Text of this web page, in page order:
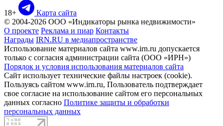
18+
Карта сайта
© 2004-2026 ООО «Индикаторы рынка недвижимости»
О проекте Реклама и пиар Контакты
Награды IRN.RU в медиапространстве
Использование материалов сайта www.irn.ru допускается
только с согласия администрации сайта (ООО «ИРН»)
Порядок и условия использования материалов сайта
Сайт использует технические файлы настроек (cookie).
Пользуясь сайтом www.irn.ru, Пользователь подтверждает
свое согласие на использование сайтом его персональных
данных согласно Политике защиты и обработки
персональных данных